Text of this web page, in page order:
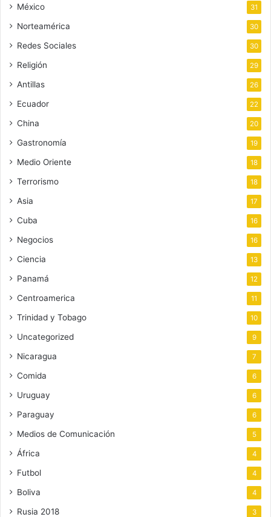
México 31
Norteamérica 30
Redes Sociales 30
Religión 29
Antillas 26
Ecuador 22
China 20
Gastronomía 19
Medio Oriente 18
Terrorismo 18
Asia 17
Cuba 16
Negocios 16
Ciencia 13
Panamá 12
Centroamerica 11
Trinidad y Tobago 10
Uncategorized 9
Nicaragua 7
Comida 6
Uruguay 6
Paraguay 6
Medios de Comunicación 5
África 4
Futbol 4
Boliva 4
Rusia 2018 3